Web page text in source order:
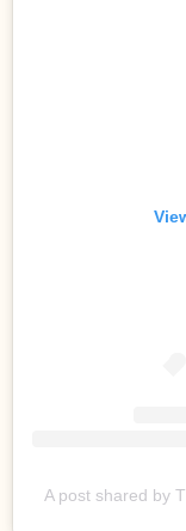
A post shared by